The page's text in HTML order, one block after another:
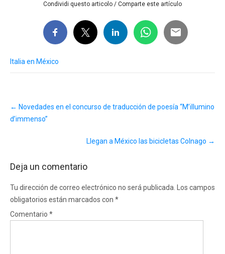
Condividi questo articolo / Comparte este artículo
Italia en México
navigation
← Novedades en el concurso de traducción de poesía “M’illumino
d’immenso”
Llegan a México las bicicletas Colnago →
Deja un comentario
Tu dirección de correo electrónico no será publicada.
Los campos
obligatorios están marcados con *
Comentario *